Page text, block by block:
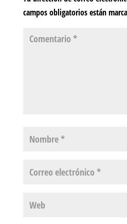
campos obligatorios están